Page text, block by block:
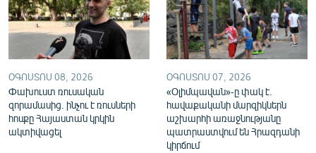
Русский
ՀԵՏԵՎԵՔ ՄԵԶ
«Ազատության» բոլոր կայքերը
ՕԳՈՍՏՈՍ 08, 2026
Փախուստ ռուսական
զորամասից. ինչու է ռուսների
հոսքը Հայաստան կրկին
ակտիվացել
ՕԳՈՍՏՈՍ 07, 2026
«Օլիմպավան»-ը փակ է.
հավաքականի մարզիկներն
աշխարհի առաջնությանը
պատրաստվում են Հրազդանի
կիրճում